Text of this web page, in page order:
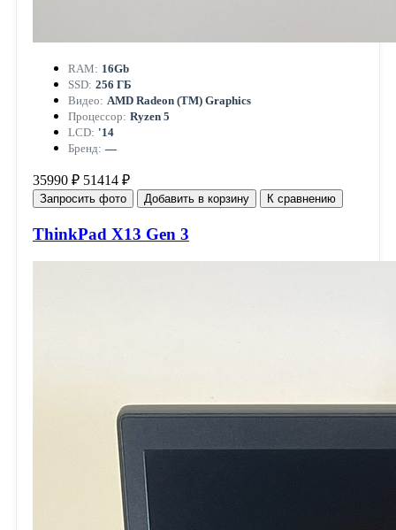
RAM: 16Gb
SSD: 256 ГБ
Видео: AMD Radeon (TM) Graphics
Процессор: Ryzen 5
LCD: '14
Бренд: —
35990 ₽ 51414 ₽
Запросить фото Добавить в корзину К сравнению
ThinkPad X13 Gen 3